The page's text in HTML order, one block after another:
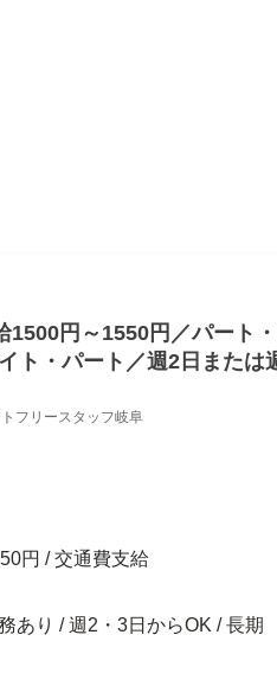
1500円～1550円／パート
ト・パート／週2日または
ための工夫がたくさん
フリースタッフ岐阜
円 / 交通費支給
あり / 週2・3日からOK / 長期